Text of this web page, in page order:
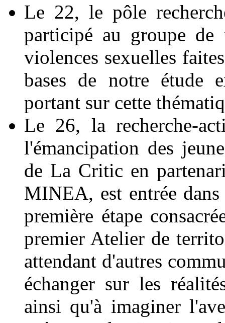
Le 22, le pôle
participé au groupe de
violences sexuelles
bases de notre étude
portant sur cette
Le 26, la recherche-
l'émancipation des
de La Critic en
MINEA, est entrée
première étape
premier Atelier de
attendant d'autres
échanger sur les
ainsi qu'à imaginer